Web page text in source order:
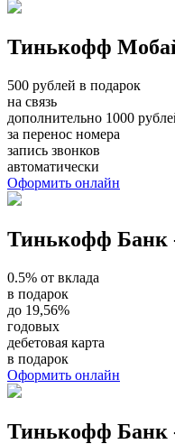
Тинькофф
500 рублей в подарок
на связь
дополнительно 1000
за перенос номера
запись звонков
автоматически
Оформить онлайн
Тинькофф Банк
0.5% от вклада
в подарок
до 19,56%
годовых
дебетовая карта
в подарок
Оформить онлайн
Тинькофф Банк